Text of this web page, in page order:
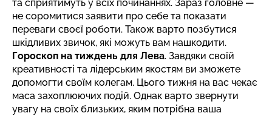
та сприятимуть у всіх починаннях. Зараз головне —
не соромитися заявити про себе та показати
переваги своєї роботи. Також варто позбутися
шкідливих звичок, які можуть вам нашкодити.
Гороскоп на тиждень для Лева. Завдяки своїй
креативності та лідерським якостям ви зможете
допомогти своїм колегам. Цього тижня на вас чекає
маса захоплюючих подій. Однак варто звернути
увагу на своїх близьких, яким потрібна ваша